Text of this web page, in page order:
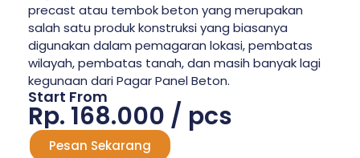
precast atau tembok beton yang merupakan
salah satu produk konstruksi yang biasanya
digunakan dalam pemagaran lokasi, pembatas
wilayah, pembatas tanah, dan masih banyak lagi
kegunaan dari Pagar Panel Beton.
Start From
Rp. 168.000 / pcs
Pesan Sekarang